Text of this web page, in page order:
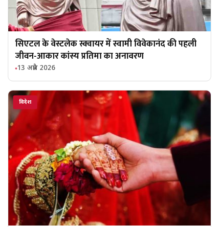
सिएटल के वेस्टलेक स्क्वायर में स्वामी विवेकानंद की पहली
जीवन-आकार कांस्य प्रतिमा का अनावरण
13 अप्रैल 2026
विदेश